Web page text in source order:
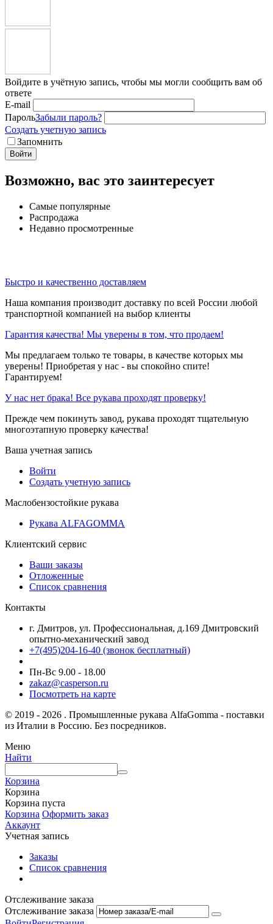
Войдите в учётную запись, чтобы мы могли сообщить вам об
ответе
E-mail
ПарольЗабыли пароль?
Создать учетную запись
Запомнить
Войти
Возможно, вас это заинтересует
Самые популярные
Распродажа
Недавно просмотренные
Быстро и качественно доставляем
Наша компания производит доставку по всей России любой
транспортной компанией на выбор клиенты
Гарантия качества! Мы уверены в том, что продаем!
Мы предлагаем только те товары, в качестве которых мы
уверены! Приобретая у нас - вы спокойно спите!
Гарантируем!
У нас нет брака! Все рукава проходят проверку!
Прежде чем покинуть завод, рукава проходят тщательную
многоэтапную проверку качества!
Ваша учетная запись
Войти
Создать учетную запись
Маслобензостойкие рукава
Рукава ALFAGOMMA
Клиентский сервис
Ваши заказы
Отложенные
Список сравнения
Контакты
г. Дмитров, ул. Профессиональная, д.169 Дмитровский
опытно-механический завод
+7(495)204-16-40 (звонок бесплатный)
Пн-Вс 9.00 - 18.00
zakaz@casperson.ru
Посмотреть на карте
© 2019 - 2026 . Промышленные рукава AlfaGomma - поставки
из Италии в Россию. Без посредников.
Меню
Найти
Корзина
Корзина
Корзина пуста
Корзина Оформить заказ
Аккаунт
Учетная запись
Заказы
Список сравнения
Отслеживание заказа
Отслеживание заказа